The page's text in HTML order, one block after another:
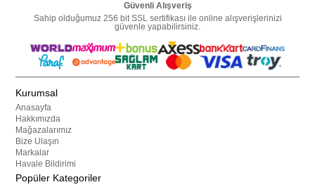
Güvenli Alışveriş
Sahip olduğumuz 256 bit SSL sertifikası ile online alışverişlerinizi
güvenle yapabilirsiniz.
Kurumsal
Anasayfa
Hakkımızda
Mağazalarımız
Bize Ulaşın
Markalar
Havale Bildirimi
Popüler Kategoriler